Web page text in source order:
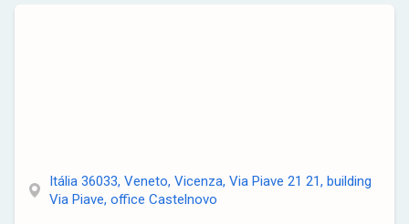
Itália 36033, Veneto, Vicenza, Via Piave 21 21, building
Via Piave, office Castelnovo